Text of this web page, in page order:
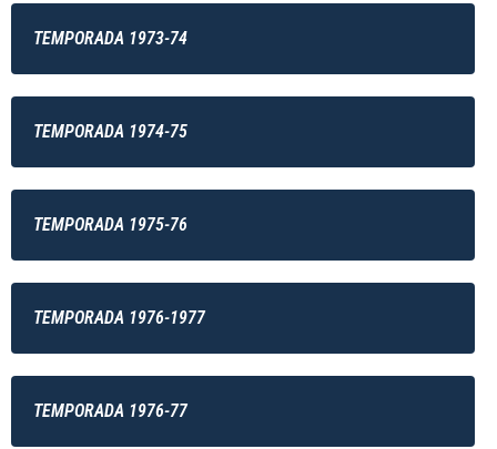
TEMPORADA 1973-74
TEMPORADA 1974-75
TEMPORADA 1975-76
TEMPORADA 1976-1977
TEMPORADA 1976-77